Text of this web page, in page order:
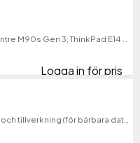
Batteribyte - 3 år - för ThinkCentre M90s Gen 3; ThinkPad E14 Gen 4; P15v Gen 3; T14s Gen 3; X1 Nano Gen 2
Logga in för pris
Utökat serviceavtal - material och tillverkning (för bärbara datorer) - 4 år - på platsen - CPN - för 300w Yoga Gen 4; 500e Yoga Chromebook Gen 4; 500w Yoga Gen 4; V15 G4 ABP; V15 G4 IAN